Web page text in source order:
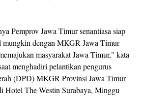
Pemprov Jawa Timur senantiasa siap
mungkin dengan MKGR Jawa Timur
masyarakat Jawa Timur," kata
menghadiri pelantikan pengurus
(DPD) MKGR Provinsi Jawa Timur
Hotel The Westin Surabaya, Minggu